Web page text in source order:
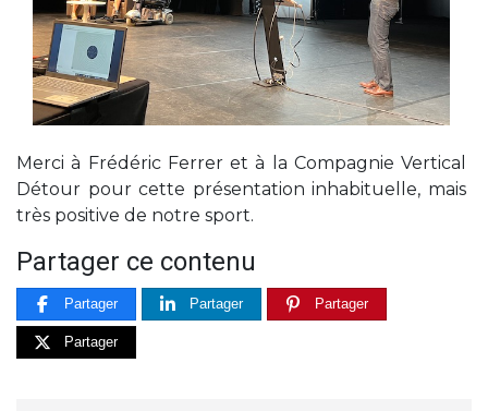
Merci à Frédéric Ferrer et à la Compagnie Vertical
Détour pour cette présentation inhabituelle, mais
très positive de notre sport.
Partager ce contenu
Partager Partager Partager
Partager